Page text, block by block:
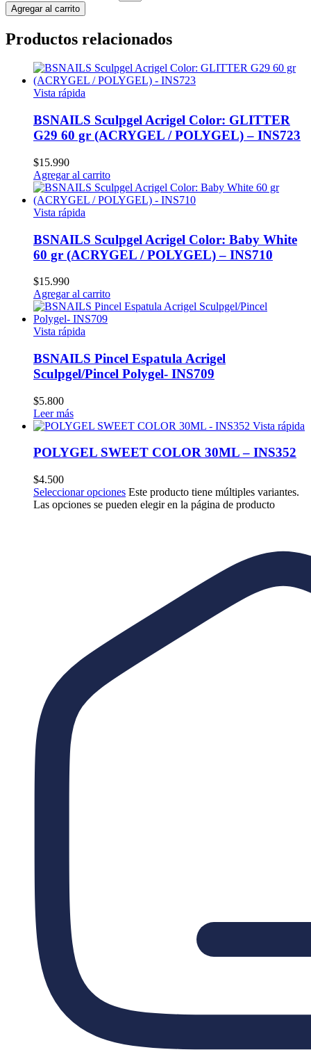
Agregar al carrito
Productos relacionados
Vista rápida
BSNAILS Sculpgel Acrigel Color: GLITTER
G29 60 gr (ACRYGEL / POLYGEL) – INS723
$15.990
Agregar al carrito
Vista rápida
BSNAILS Sculpgel Acrigel Color: Baby White
60 gr (ACRYGEL / POLYGEL) – INS710
$15.990
Agregar al carrito
Vista rápida
BSNAILS Pincel Espatula Acrigel
Sculpgel/Pincel Polygel- INS709
$5.800
Leer más
Vista rápida
POLYGEL SWEET COLOR 30ML – INS352
$4.500
Seleccionar opciones Este producto tiene múltiples variantes.
Las opciones se pueden elegir en la página de producto